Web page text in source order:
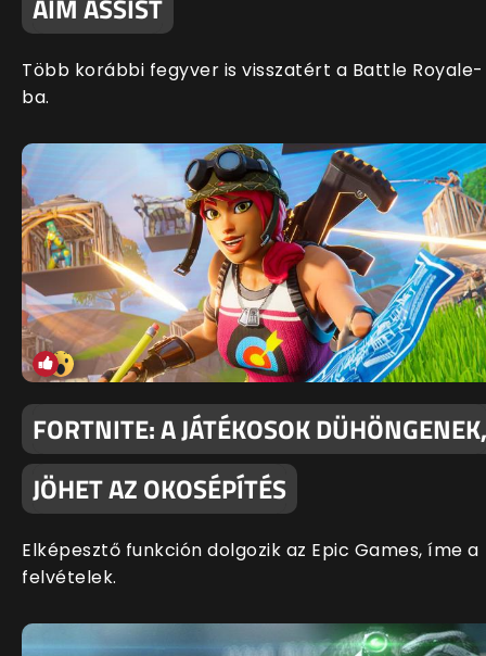
AIM ASSIST
Több korábbi fegyver is visszatért a Battle Royale-
ba.
FORTNITE: A JÁTÉKOSOK DÜHÖNGENEK,
JÖHET AZ OKOSÉPÍTÉS
Elképesztő funkción dolgozik az Epic Games, íme a
felvételek.